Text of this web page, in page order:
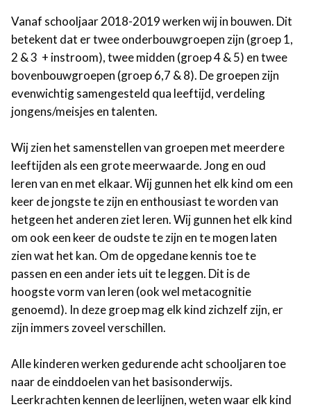
Vanaf schooljaar 2018-2019 werken wij in bouwen. Dit
betekent dat er twee onderbouwgroepen zijn (groep 1,
2 & 3 + instroom), twee midden (groep 4 & 5) en twee
bovenbouwgroepen (groep 6,7 & 8). De groepen zijn
evenwichtig samengesteld qua leeftijd, verdeling
jongens/meisjes en talenten.
Wij zien het samenstellen van groepen met meerdere
leeftijden als een grote meerwaarde. Jong en oud
leren van en met elkaar. Wij gunnen het elk kind om een
keer de jongste te zijn en enthousiast te worden van
hetgeen het anderen ziet leren. Wij gunnen het elk kind
om ook een keer de oudste te zijn en te mogen laten
zien wat het kan. Om de opgedane kennis toe te
passen en een ander iets uit te leggen. Dit is de
hoogste vorm van leren (ook wel metacognitie
genoemd). In deze groep mag elk kind zichzelf zijn, er
zijn immers zoveel verschillen.
Alle kinderen werken gedurende acht schooljaren toe
naar de einddoelen van het basisonderwijs.
Leerkrachten kennen de leerlijnen, weten waar elk kind